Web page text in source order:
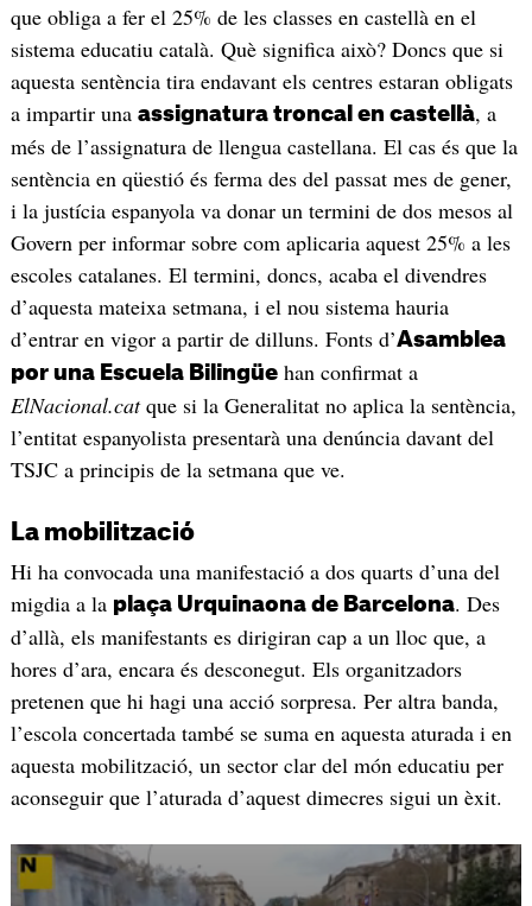
que obliga a fer el 25% de les classes en castellà en el
sistema educatiu català. Què significa això? Doncs que si
aquesta sentència tira endavant els centres estaran obligats
a impartir una assignatura troncal en castellà, a
més de l’assignatura de llengua castellana. El cas és que la
sentència en qüestió és ferma des del passat mes de gener,
i la justícia espanyola va donar un termini de dos mesos al
Govern per informar sobre com aplicaria aquest 25% a les
escoles catalanes. El termini, doncs, acaba el divendres
d’aquesta mateixa setmana, i el nou sistema hauria
d’entrar en vigor a partir de dilluns. Fonts d’Asamblea
por una Escuela Bilingüehan confirmat a
ElNacional.catque si la Generalitat no aplica la sentència,
l’entitat espanyolista presentarà una denúncia davant del
TSJC a principis de la setmana que ve.
La mobilització
Hi ha convocada una manifestació a dos quarts d’una del
migdia a la plaça Urquinaona de Barcelona. Des
d’allà, els manifestants es dirigiran cap a un lloc que, a
hores d’ara, encara és desconegut. Els organitzadors
pretenen que hi hagi una acció sorpresa. Per altra banda,
l’escola concertada també se suma en aquesta aturada i en
aquesta mobilització, un sector clar del món educatiu per
aconseguir que l’aturada d’aquest dimecres sigui un èxit.